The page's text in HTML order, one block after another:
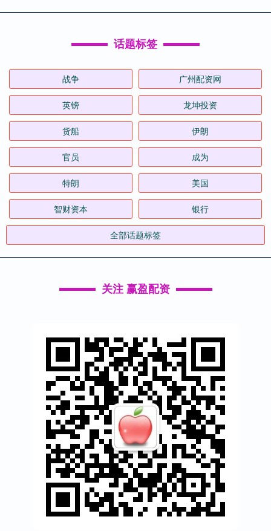
话题标签
战争 广州配资网
英镑 龙坤投资
货船 伊朗
官员 成为
特朗 美国
智财资本 银行
全部话题标签
关注 赢盈配资